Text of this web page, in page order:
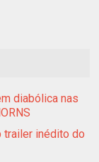
diabólica nas
trailer inédito do